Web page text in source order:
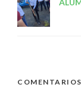
COMENTARIOS